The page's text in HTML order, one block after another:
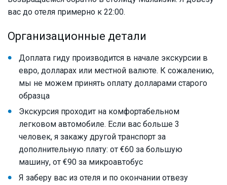
вас до отеля примерно к 22:00.
Организационные детали
Доплата гиду производится в начале экскурсии в
евро, долларах или местной валюте. К сожалению,
мы не можем принять оплату долларами старого
образца
Экскурсия проходит на комфортабельном
легковом автомобиле. Если вас больше 3
человек, я закажу другой транспорт за
дополнительную плату: от €60 за большую
машину, от €90 за микроавтобус
Я заберу вас из отеля и по окончании отвезу